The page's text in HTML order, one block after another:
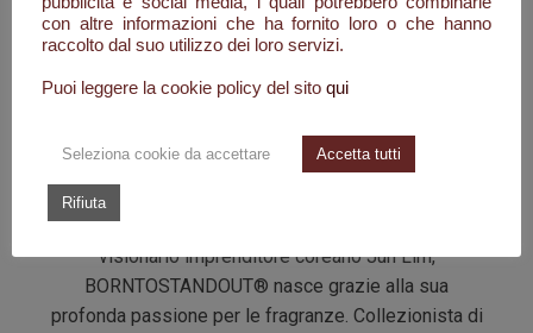
Inizialmente gourmand, piene e opulente, tutte le
creazioni olfattive si rivelano a una seconda analisi
capaci di captare le nostre fantasie più intime. “Nati
per distinguersi” è più che uno slogan per
BORNTOSTANDOUT®; è il loro mantra, la loro
missione e la loro promessa . Fondato dal
visionario imprenditore coreano Jun Lim,
BORNTOSTANDOUT® nasce grazie alla sua
profonda passione per le fragranze. Collezionista di
con altre informazioni che ha fornito loro o che hanno
raccolto dal suo utilizzo dei loro servizi.
Puoi leggere la cookie policy del sito qui
Seleziona cookie da accettare Accetta tutti
Rifiuta